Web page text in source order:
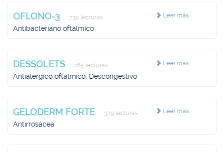
Leer más
OFLONO-3 730 lecturas
Antibacteriano oftálmico
Leer más
DESSOLETS 265 lecturas
Antialérgico oftálmico, Descongestivo
Leer más
GELODERM FORTE 379 lecturas
Antirrosácea